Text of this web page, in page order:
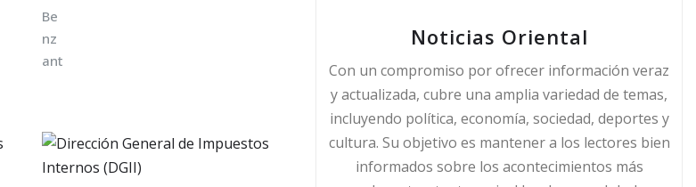
Noticias Oriental
Con un compromiso por ofrecer información veraz
y actualizada, cubre una amplia variedad de temas,
incluyendo política, economía, sociedad, deportes y
cultura. Su objetivo es mantener a los lectores bien
informados sobre los acontecimientos más